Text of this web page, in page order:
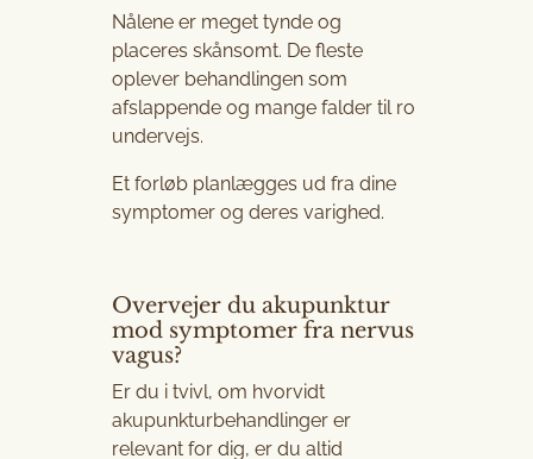
Nålene er meget tynde og
placeres skånsomt. De fleste
oplever behandlingen som
afslappende og mange falder til ro
undervejs.
Et forløb planlægges ud fra dine
symptomer og deres varighed.
Overvejer du akupunktur
mod symptomer fra nervus
vagus?
Er du i tvivl, om hvorvidt
akupunkturbehandlinger er
relevant for dig, er du altid